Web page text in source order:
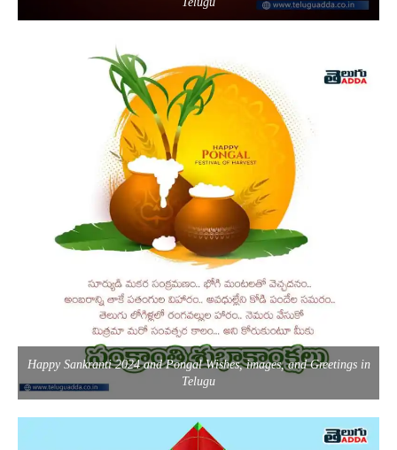
Happy Sankranti 2024 and Pongal Wishes, images, and Greetings in
Telugu